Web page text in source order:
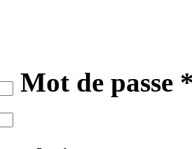
Mot de passe